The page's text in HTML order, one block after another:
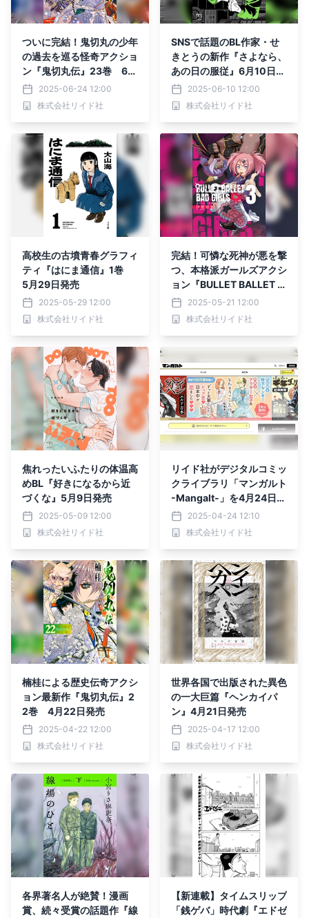
ついに完結！鬼切丸の少年
の過去を巡る怪奇アクショ
ン『鬼切丸伝』23巻 6月
24日発売2025-06-24 12:00
株式会社リイド社
SNSで話題のBL作家・せ
きとうの新作『さよなら、
あの日の服従』6月10日発
売
2025-06-10 12:00
株式会社リイド社
高校生の古墳青春グラフィ
ティ『はにま通信』1巻
5月29日発売
2025-05-29 12:00
株式会社リイド社
完結！可憐な死神が悪を撃
つ、本格派ガールズアクシ
ョン『BULLET BALLET B
AD GIRLS』3巻5月21日
発売
2025-05-21 12:00
株式会社リイド社
焦れったいふたりの体温高
めBL『好きになるから近
づくな』5月9日発売
2025-05-09 12:00
株式会社リイド社
リイド社がデジタルコミッ
クライブラリ「マンガルト
-Mangalt-」を4月24日に
オープン！
2025-04-24 12:10
株式会社リイド社
楠桂による歴史伝奇アクシ
ョン最新作『鬼切丸伝』2
2巻 4月22日発売
2025-04-22 12:00
株式会社リイド社
世界各国で出版された異色
の一大巨篇『ヘンカイパ
ン』4月21日発売
2025-04-17 12:00
株式会社リイド社
各界著名人が絶賛！漫画
賞、続々受賞の話題作『線
【新連載】タイムスリップ
「銭ゲバ」時代劇『エドゼ